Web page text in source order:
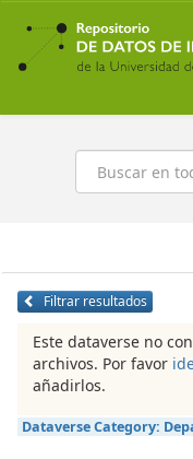
Ir
contenido
principal
Buscar
Filtrar resultados
Este dataverse no
archivos. Por favor
añadirlos.
Dataverse Category: